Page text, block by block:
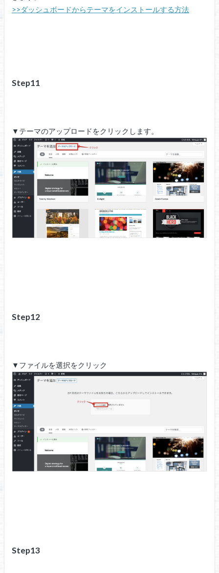
>>ダッシュボードからテーマをインストールする方法
Step11
▼テーマのアップロードをクリックします。
Step12
▼ファイルを選択をクリック
Step13